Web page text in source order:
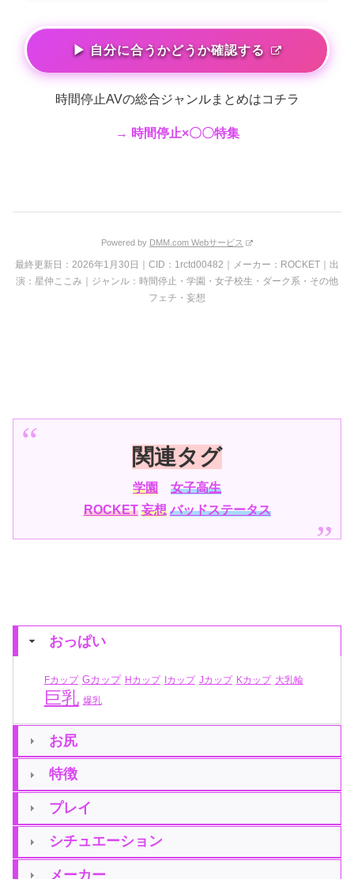
▶ 自分に合うかどうか確認する
時間停止AVの総合ジャンルまとめはコチラ
→ 時間停止×〇〇特集
Powered by DMM.com Webサービス
最終更新日：2026年1月30日｜CID：1rctd00482｜メーカー：ROCKET｜出
演：星仲ここみ｜ジャンル：時間停止・学園・女子校生・ダーク系・その他
フェチ・妄想
関連タグ
学園
女子高生
ROCKET 妄想 バッドステータス
おっぱい
Fカップ Gカップ Hカップ Iカップ Jカップ Kカップ 大乳輪
巨乳 爆乳
お尻
特徴
プレイ
シチュエーション
メーカー